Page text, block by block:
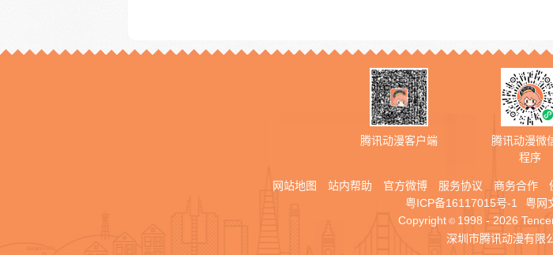
腾讯动漫客户端
腾讯动漫微
程序
网站地图 站内帮助 官方微博 服务协议 商务合作
粤ICP备16117015号-1
粤网
Copyright © 1998 - 2026
深圳市腾讯动漫有限